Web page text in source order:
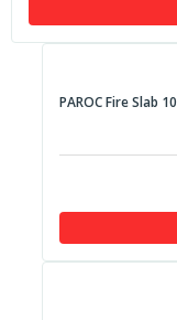
PAROC Fire Slab